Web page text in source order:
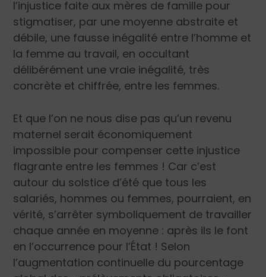
l’injustice faite aux mères de famille pour
stigmatiser, par une moyenne abstraite et
débile, une fausse inégalité entre l’homme et
la femme au travail, en occultant
délibérément une vraie inégalité, très
concrète et chiffrée, entre les femmes.
Et que l’on ne nous dise pas qu’un revenu
maternel serait économiquement
impossible pour compenser cette injustice
flagrante entre les femmes ! Car c’est
autour du solstice d’été que tous les
salariés, hommes ou femmes, pourraient, en
vérité, s’arrêter symboliquement de travailler
chaque année en moyenne : après ils le font
en l’occurrence pour l’État ! Selon
l’augmentation continuelle du pourcentage